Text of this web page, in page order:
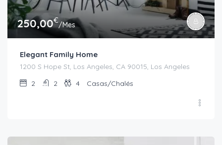
250,00€/Mes
Elegant Family Home
1200 S Hope St, Los Angeles, CA 90015, Los Angeles
2
2 4 Casas/Chalés